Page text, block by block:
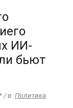
ИИ-
бьют
/ в:Политика